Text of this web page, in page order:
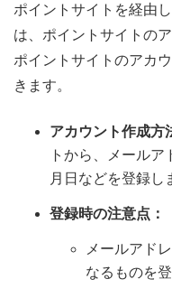
ポイントサイトを経由
は、ポイントサイトの
ポイントサイトのアカ
きます。
アカウント作成方
トから、メール
月日などを登録し
登録時の注意点：
メールアド
なるものを